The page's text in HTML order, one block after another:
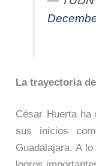
La trayectoria
César Huerta ha
sus inicios
Guadalajara. A